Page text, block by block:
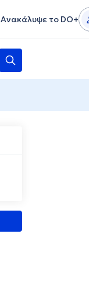
Ανακάλυψε το DO+